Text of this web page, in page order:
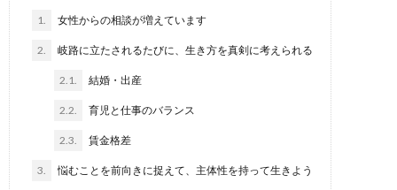
1. 女性からの相談が増えています
2. 岐路に立たされるたびに、生き方を真剣に考えられる
2.1. 結婚・出産
2.2. 育児と仕事のバランス
2.3. 賃金格差
3. 悩むことを前向きに捉えて、主体性を持って生きよう